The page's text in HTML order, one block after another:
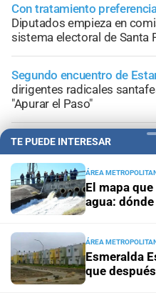
Con tratamiento
Diputados empieza en
sistema electoral de Santa
Segundo encuentro de
dirigentes radicales
"Apurar el Paso"
Jornada de
un desafío integral para
Lo confirmó Coudannes
productiva vinculada al
TE PUEDE INTERESAR
ÁREA
El mapa que
agua:
ÁREA
Esmeralda
que